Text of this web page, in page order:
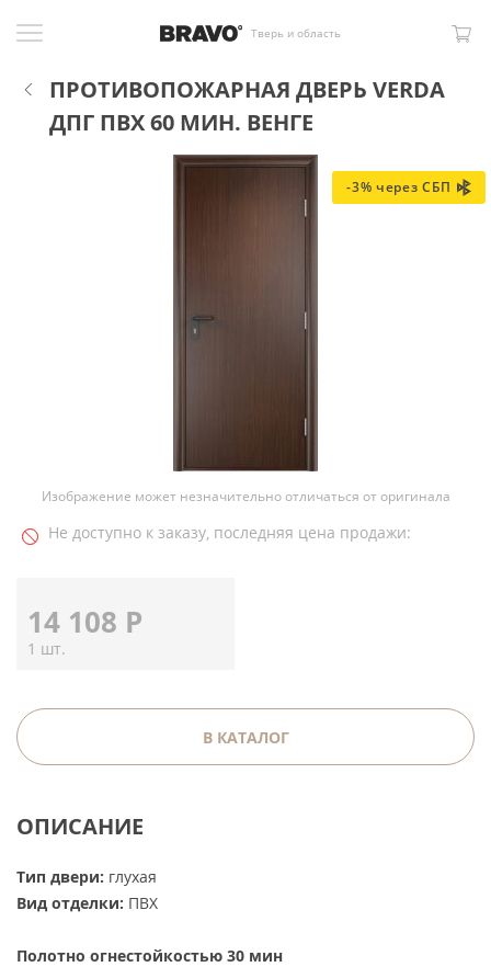
Тверь и область
ПРОТИВОПОЖАРНАЯ ДВЕРЬ VERDA
ДПГ ПВХ 60 МИН. ВЕНГЕ
-3% через СБП
Изображение может незначительно отличаться от оригинала
Не доступно к заказу, последняя цена продажи:
14 108 Р
1 шт.
В КАТАЛОГ
ОПИСАНИЕ
Тип двери: глухая
Вид отделки: ПВХ
Полотно огнестойкостью 30 мин